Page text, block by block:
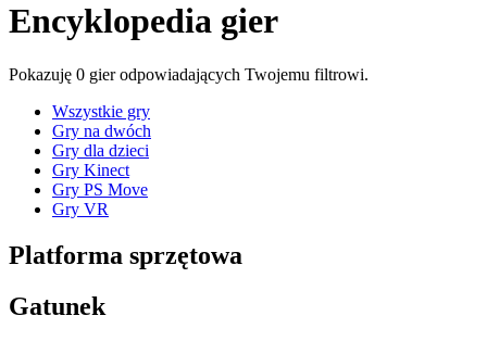
Encyklopedia gier
Pokazuję 0 gierodpowiadających Twojemu filtrowi.
Wszystkie gry
Gry na dwóch
Gry dla dzieci
Gry Kinect
Gry PS Move
Gry VR
Platforma sprzętowa
Gatunek